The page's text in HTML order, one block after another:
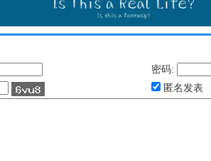
密码:
匿名发表